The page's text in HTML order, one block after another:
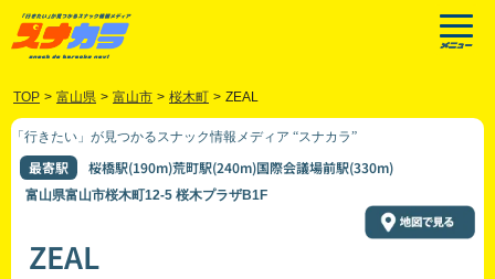
TOP > 富山県 > 富山市 > 桜木町 > ZEAL
「行きたい」が見つかるスナック情報メディア “スナカラ”
最寄駅 桜橋駅(190m)荒町駅(240m)国際会議場前駅(330m)
富山県富山市桜木町12-5 桜木プラザB1F
ZEAL